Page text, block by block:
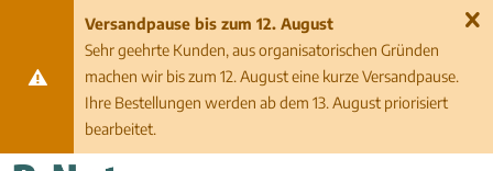
Versandpause bis zum 12. August
Sehr geehrte Kunden, aus organisatorischen Gründen
machen wir bis zum 12. August eine kurze Versandpause.
Ihre Bestellungen werden ab dem 13. August priorisiert
bearbeitet.